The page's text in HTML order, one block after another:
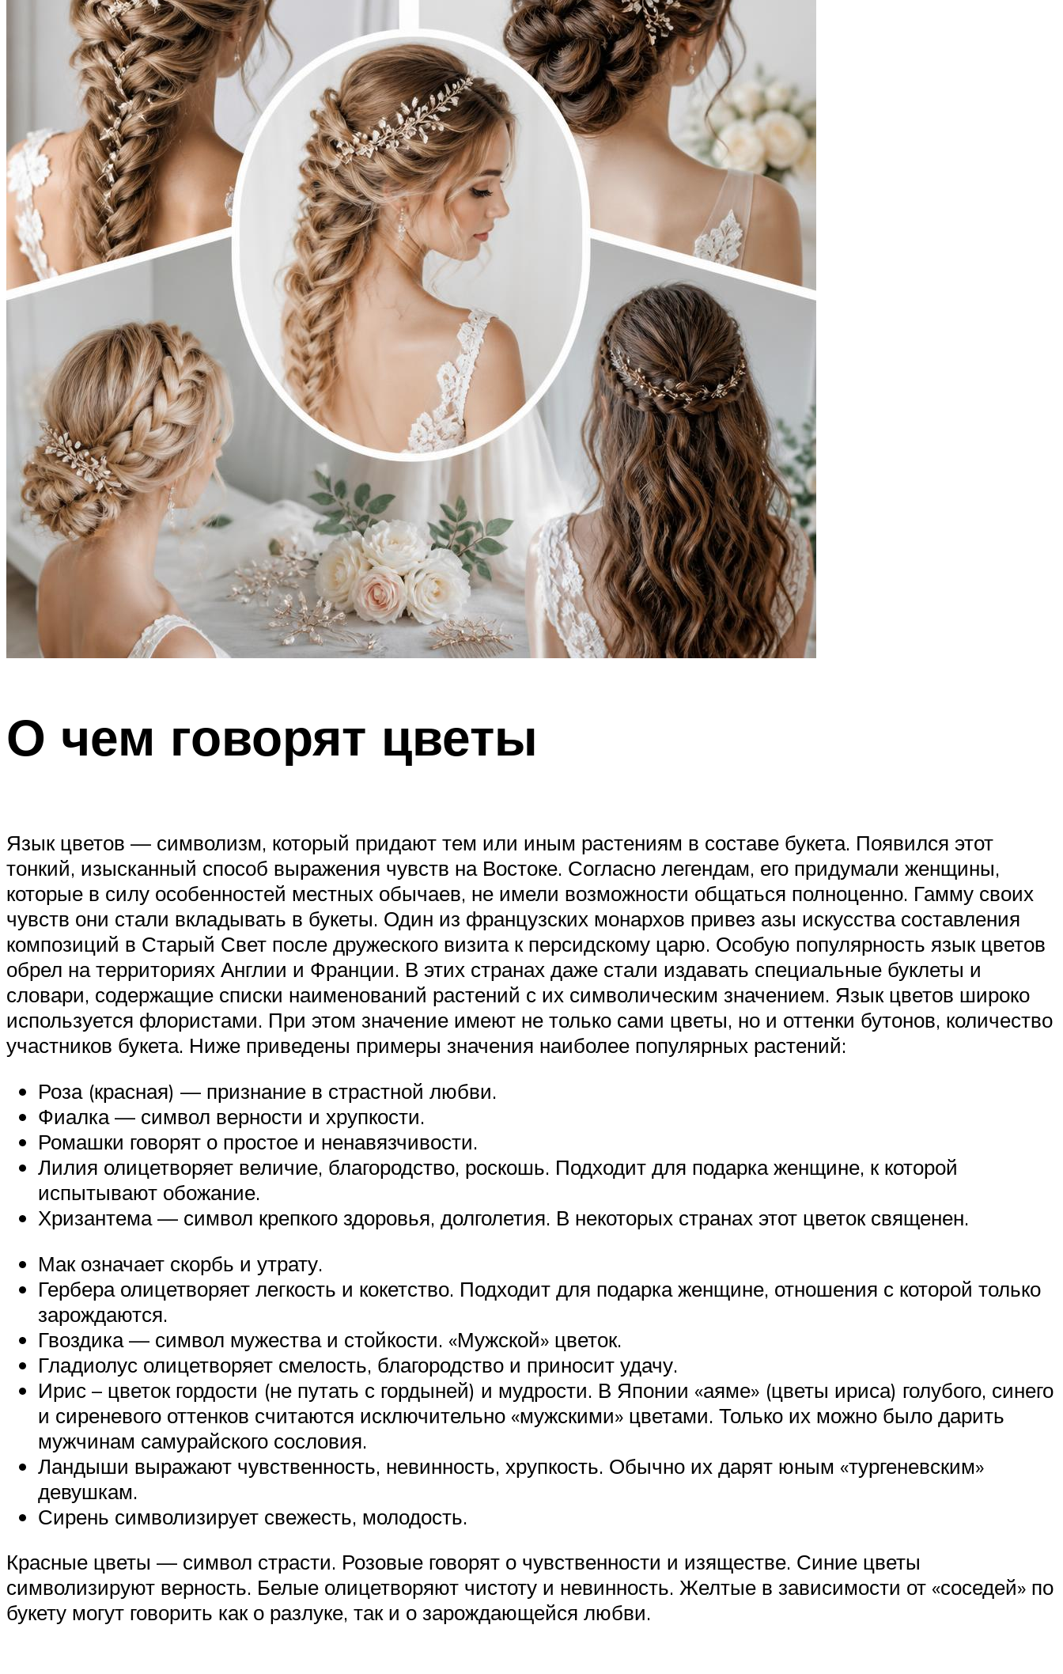
О чем говорят цветы
Язык цветов — символизм, который придают тем или иным растениям в составе букета. Появился этот
тонкий, изысканный способ выражения чувств на Востоке. Согласно легендам, его придумали женщины,
которые в силу особенностей местных обычаев, не имели возможности общаться полноценно. Гамму своих
чувств они стали вкладывать в букеты. Один из французских монархов привез азы искусства составления
композиций в Старый Свет после дружеского визита к персидскому царю. Особую популярность язык цветов
обрел на территориях Англии и Франции. В этих странах даже стали издавать специальные буклеты и
словари, содержащие списки наименований растений с их символическим значением. Язык цветов широко
используется флористами. При этом значение имеют не только сами цветы, но и оттенки бутонов, количество
участников букета. Ниже приведены примеры значения наиболее популярных растений:
Роза (красная) — признание в страстной любви.
Фиалка — символ верности и хрупкости.
Ромашки говорят о простое и ненавязчивости.
Лилия олицетворяет величие, благородство, роскошь. Подходит для подарка женщине, к которой
испытывают обожание.
Хризантема — символ крепкого здоровья, долголетия. В некоторых странах этот цветок священен.
Мак означает скорбь и утрату.
Гербера олицетворяет легкость и кокетство. Подходит для подарка женщине, отношения с которой только
зарождаются.
Гвоздика — символ мужества и стойкости. «Мужской» цветок.
Гладиолус олицетворяет смелость, благородство и приносит удачу.
Ирис – цветок гордости (не путать с гордыней) и мудрости. В Японии «аяме» (цветы ириса) голубого, синего
и сиреневого оттенков считаются исключительно «мужскими» цветами. Только их можно было дарить
мужчинам самурайского сословия.
Ландыши выражают чувственность, невинность, хрупкость. Обычно их дарят юным «тургеневским»
девушкам.
Сирень символизирует свежесть, молодость.
Красные цветы — символ страсти. Розовые говорят о чувственности и изяществе. Синие цветы
символизируют верность. Белые олицетворяют чистоту и невинность. Желтые в зависимости от «соседей» по
букету могут говорить как о разлуке, так и о зарождающейся любви.